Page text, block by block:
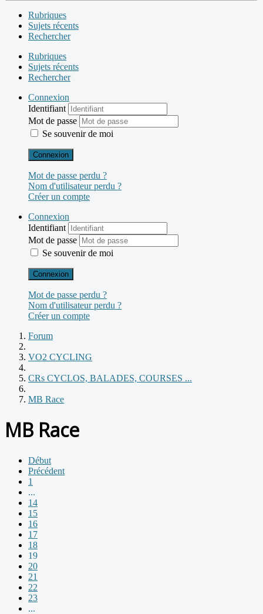
Rubriques
Sujets récents
Rechercher
Rubriques
Sujets récents
Rechercher
Connexion
Identifiant
Mot de passe
Se souvenir de moi
Connexion
Mot de passe perdu ?
Nom d'utilisateur perdu ?
Créer un compte
Connexion
Identifiant
Mot de passe
Se souvenir de moi
Connexion
Mot de passe perdu ?
Nom d'utilisateur perdu ?
Créer un compte
Forum
VO2 CYCLING
CRs CYCLOS, BALADES, COURSES ...
MB Race
MB Race
Début
Précédent
1
...
14
15
16
17
18
19
20
21
22
23
...